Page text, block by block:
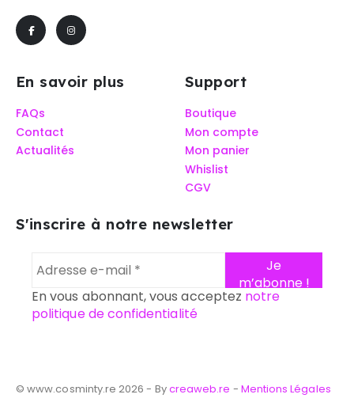
En savoir plus
FAQs
Contact
Actualités
Support
Boutique
Mon compte
Mon panier
Whislist
CGV
S'inscrire à notre newsletter
En vous abonnant, vous acceptez notre
politique de confidentialité
© www.cosminty.re 2026 - Bycreaweb.re - Mentions Légales